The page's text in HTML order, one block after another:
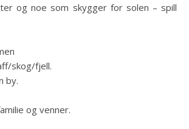
og noe som skygger for solen – spill
skog/fjell.
by.
og venner.